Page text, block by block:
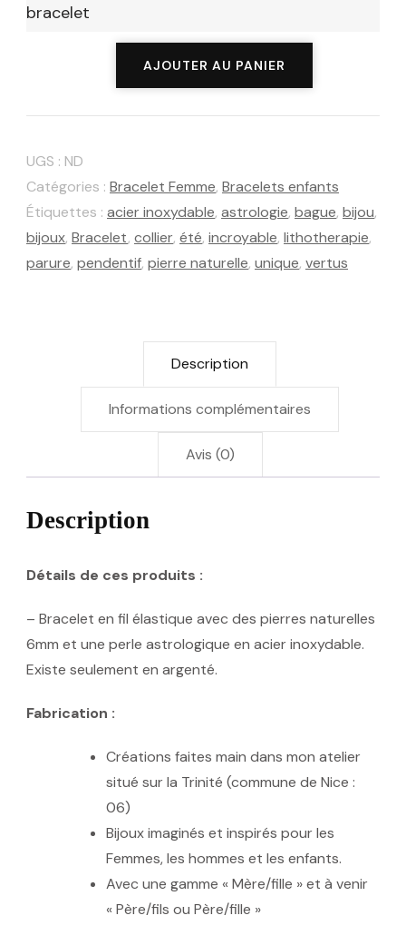
bracelet
en
pierre
naturelle
et
astrologie
AJOUTER AU PANIER
UGS : ND
Catégories : Bracelet Femme, Bracelets enfants
Étiquettes : acier inoxydable, astrologie, bague, bijou,
bijoux, Bracelet, collier, été, incroyable, lithotherapie,
parure, pendentif, pierre naturelle, unique, vertus
Description
Informations complémentaires
Avis (0)
Description
Détails de ces produits :
– Bracelet en fil élastique avec des pierres naturelles
6mm et une perle astrologique en acier inoxydable.
Existe seulement en argenté.
Fabrication :
Créations faites main dans mon atelier
situé sur la Trinité (commune de Nice :
06)
Bijoux imaginés et inspirés pour les
Femmes, les hommes et les enfants.
Avec une gamme « Mère/fille » et à venir
« Père/fils ou Père/fille »